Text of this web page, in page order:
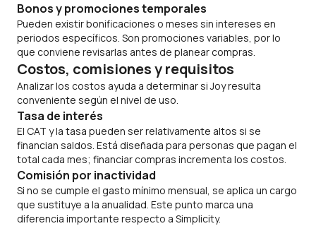
Bonos y promociones temporales
Pueden existir bonificaciones o meses sin intereses en
periodos específicos. Son promociones variables, por lo
que conviene revisarlas antes de planear compras.
Costos, comisiones y requisitos
Analizar los costos ayuda a determinar si Joy resulta
conveniente según el nivel de uso.
Tasa de interés
El CAT y la tasa pueden ser relativamente altos si se
financian saldos. Está diseñada para personas que pagan el
total cada mes; financiar compras incrementa los costos.
Comisión por inactividad
Si no se cumple el gasto mínimo mensual, se aplica un cargo
que sustituye a la anualidad. Este punto marca una
diferencia importante respecto a Simplicity.